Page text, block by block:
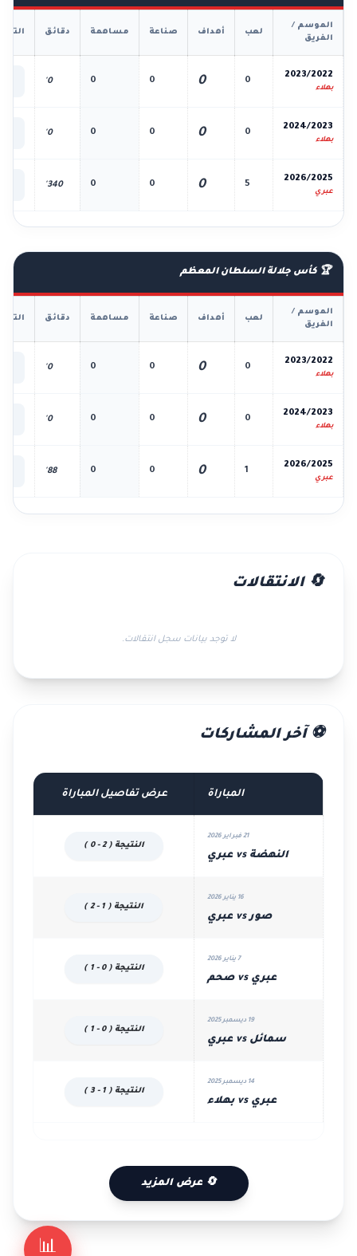
📊
الموسم /
الفريق
لعب أهداف صناعة مساهمة دقائق
2023/2022
بهلاء
0
0
0
0
0'
2024/2023
بهلاء
0
0
0
0
0'
2026/2025
عبري
5
0
0
0
340'
🏆 كأس جلالة السلطان المعظم
الموسم /
الفريق
لعب أهداف صناعة مساهمة دقائق
2023/2022
بهلاء
0
0
0
0
0'
2024/2023
بهلاء
0
0
0
0
0'
2026/2025
عبري
1
0
0
0
88'
🔄 الانتقالات
لا توجد بيانات سجل انتقالات.
⚽ آخر المشاركات
المباراة عرض تفاصيل المباراة
21 فبراير 2026
النهضة vs عبري
النتيجة ( 2 - 0 )
16 يناير 2026
صور vs عبري
النتيجة ( 1 - 2 )
7 يناير 2026
عبري vs صحم
النتيجة ( 0 - 1 )
19 ديسمبر 2025
سمائل vs عبري
النتيجة ( 0 - 1 )
14 ديسمبر 2025
عبري vs بهلاء
النتيجة ( 1 - 3 )
🔄 عرض المزيد